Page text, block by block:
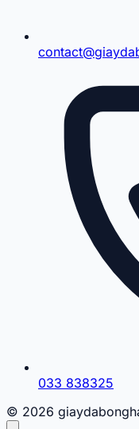
033 838325
© 2026